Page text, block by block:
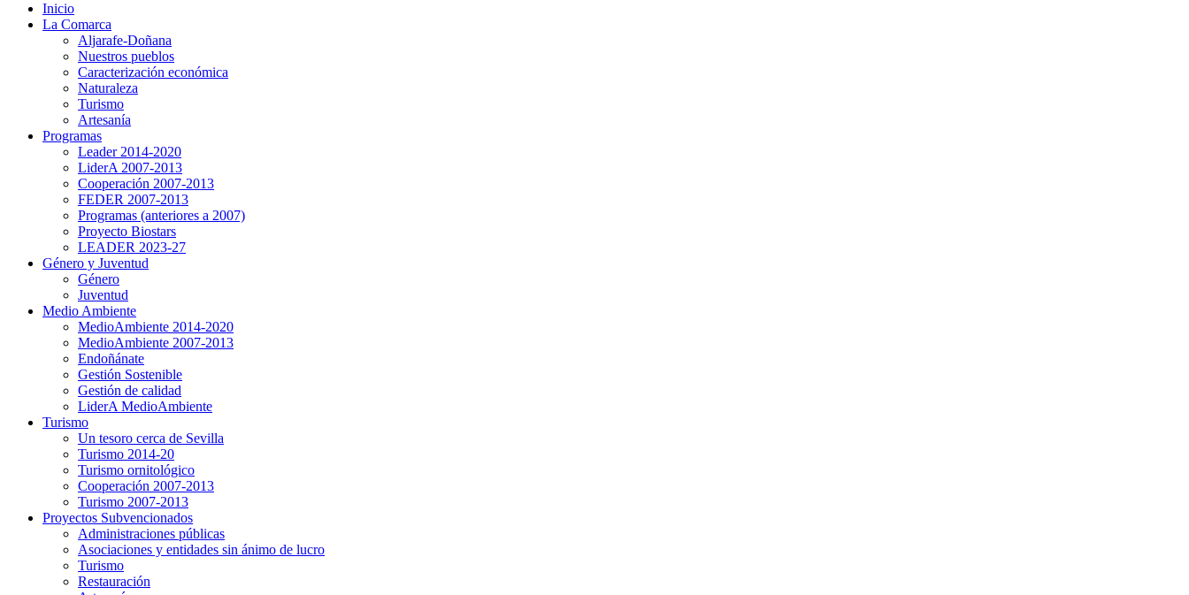
Inicio
La Comarca
Aljarafe-Doñana
Nuestros pueblos
Caracterización económica
Naturaleza
Turismo
Artesanía
Programas
Leader 2014-2020
LiderA 2007-2013
Cooperación 2007-2013
FEDER 2007-2013
Programas (anteriores a 2007)
Proyecto Biostars
LEADER 2023-27
Género y Juventud
Género
Juventud
Medio Ambiente
MedioAmbiente 2014-2020
MedioAmbiente 2007-2013
Endoñánate
Gestión Sostenible
Gestión de calidad
LiderA MedioAmbiente
Turismo
Un tesoro cerca de Sevilla
Turismo 2014-20
Turismo ornitológico
Cooperación 2007-2013
Turismo 2007-2013
Proyectos Subvencionados
Administraciones públicas
Asociaciones y entidades sin ánimo de lucro
Turismo
Restauración